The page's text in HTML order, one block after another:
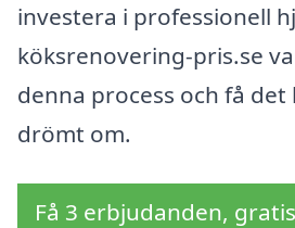
investera i professionell
köksrenovering-pris.se
denna process och få det
drömt om.
Få 3 erbjudanden,